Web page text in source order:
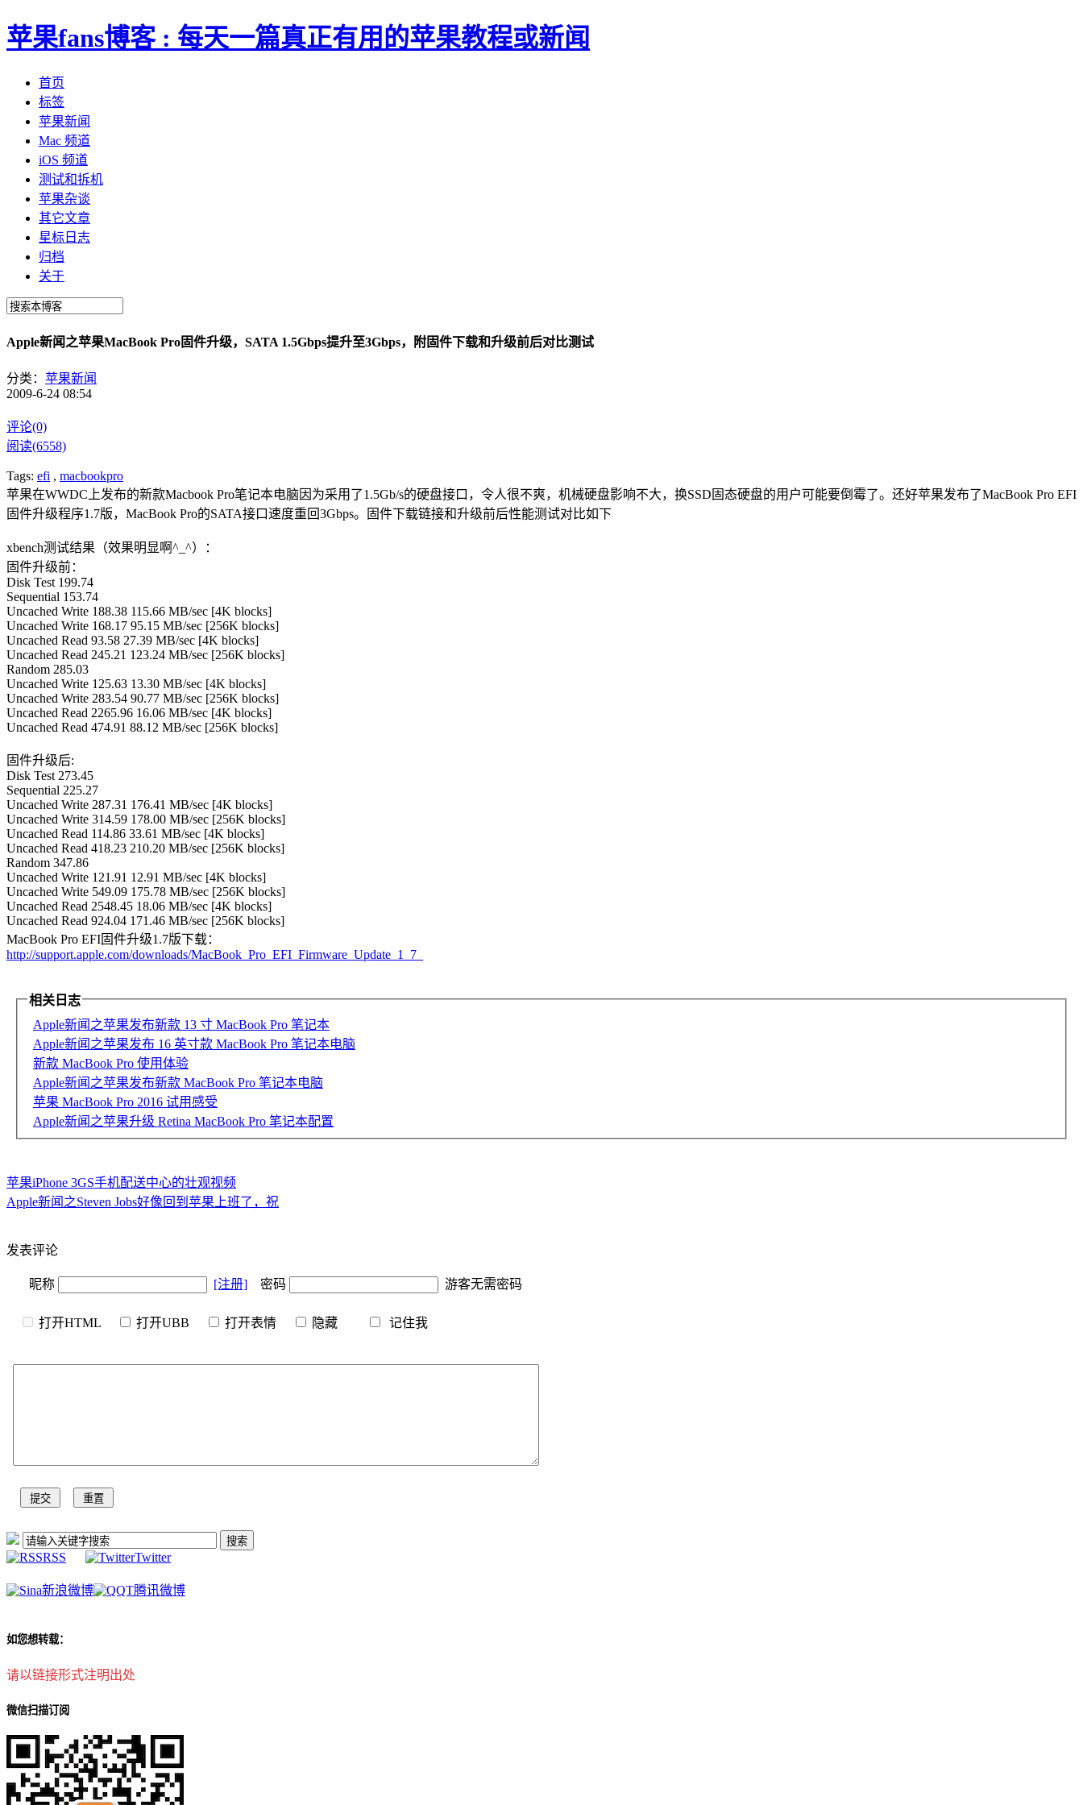
苹果fans博客 : 每天一篇真正有用的苹果教程或新闻
首页
标签
苹果新闻
Mac 频道
iOS 频道
测试和拆机
苹果杂谈
其它文章
星标日志
归档
关于
Apple新闻之苹果MacBook Pro固件升级，SATA 1.5Gbps提升至3Gbps，附固件下载和升级前后对比测试
分类： 苹果新闻
2009-6-24 08:54
评论(0)
阅读(6558)
Tags: efi , macbookpro
苹果在WWDC上发布的新款Macbook Pro笔记本电脑因为采用了1.5Gb/s的硬盘接口，令人很不爽，机械硬盘影响不大，换SSD固态硬盘的用户可能要倒霉了。还好苹果发布了MacBook Pro EFI
固件升级程序1.7版，MacBook Pro的SATA接口速度重回3Gbps。固件下载链接和升级前后性能测试对比如下
xbench测试结果（效果明显啊^_^）：
固件升级前：
Disk Test 199.74
Sequential 153.74
Uncached Write 188.38 115.66 MB/sec [4K blocks]
Uncached Write 168.17 95.15 MB/sec [256K blocks]
Uncached Read 93.58 27.39 MB/sec [4K blocks]
Uncached Read 245.21 123.24 MB/sec [256K blocks]
Random 285.03
Uncached Write 125.63 13.30 MB/sec [4K blocks]
Uncached Write 283.54 90.77 MB/sec [256K blocks]
Uncached Read 2265.96 16.06 MB/sec [4K blocks]
Uncached Read 474.91 88.12 MB/sec [256K blocks]
固件升级后:
Disk Test 273.45
Sequential 225.27
Uncached Write 287.31 176.41 MB/sec [4K blocks]
Uncached Write 314.59 178.00 MB/sec [256K blocks]
Uncached Read 114.86 33.61 MB/sec [4K blocks]
Uncached Read 418.23 210.20 MB/sec [256K blocks]
Random 347.86
Uncached Write 121.91 12.91 MB/sec [4K blocks]
Uncached Write 549.09 175.78 MB/sec [256K blocks]
Uncached Read 2548.45 18.06 MB/sec [4K blocks]
Uncached Read 924.04 171.46 MB/sec [256K blocks]
MacBook Pro EFI固件升级1.7版下载：
http://support.apple.com/downloads/MacBook_Pro_EFI_Firmware_Update_1_7_
相关日志
Apple新闻之苹果发布新款 13 寸 MacBook Pro 笔记本
Apple新闻之苹果发布 16 英寸款 MacBook Pro 笔记本电脑
新款 MacBook Pro 使用体验
Apple新闻之苹果发布新款 MacBook Pro 笔记本电脑
苹果 MacBook Pro 2016 试用感受
Apple新闻之苹果升级 Retina MacBook Pro 笔记本配置
苹果iPhone 3GS手机配送中心的壮观视频
Apple新闻之Steven Jobs好像回到苹果上班了，祝
发表评论
昵称 [注册] 密码 游客无需密码
打开HTML 打开UBB 打开表情 隐藏 记住我
RSS Twitter
新浪微博 腾讯微博
如您想转载：
请以链接形式注明出处
微信扫描订阅